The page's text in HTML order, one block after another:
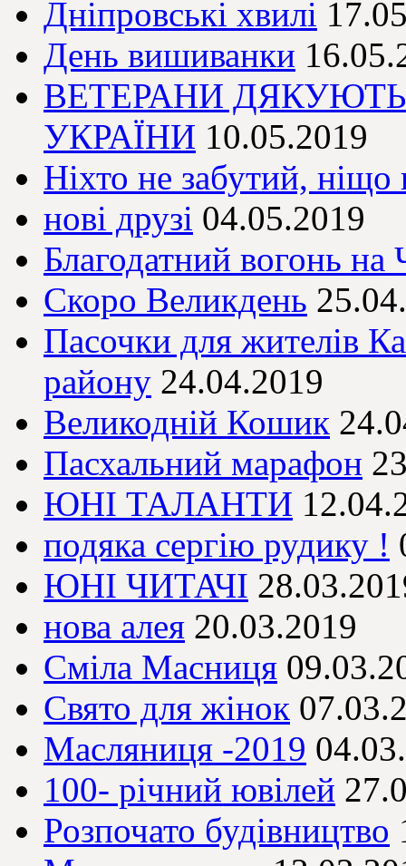
Дніпровські хвилі
День вишиванки
ВЕТЕРАНИ
УКРАЇНИ 10.05.2019
Ніхто не забутий, ніщо
нові друзі 04.05.2019
Благодатний вогонь на
Скоро Великдень
Пасочки для жителів
району 24.04.2019
Великодній Кошик
Пасхальний марафон
ЮНІ ТАЛАНТИ
подяка сергію рудику !
ЮНІ ЧИТАЧІ
нова алея 20.03.2019
Сміла Масниця
Свято для жінок
Масляниця -2019
100- річний ювілей
Розпочато будівництво